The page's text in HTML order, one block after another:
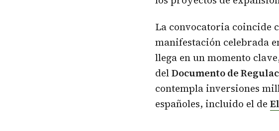
La convocatoria coincide
manifestación celebrada
llega en un momento
delDocumento de
contempla inversiones
españoles, incluido el de